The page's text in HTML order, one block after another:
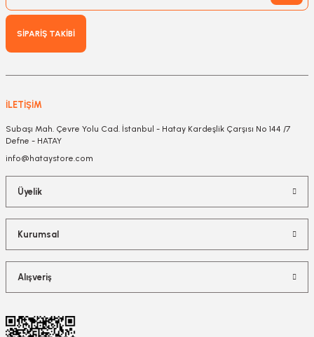
SİPARİŞ TAKİBİ
İLETİŞİM
Subaşı Mah. Çevre Yolu Cad. İstanbul - Hatay Kardeşlik Çarşısı No 144 /7
Defne - HATAY
info@hataystore.com
Üyelik
Kurumsal
Alışveriş